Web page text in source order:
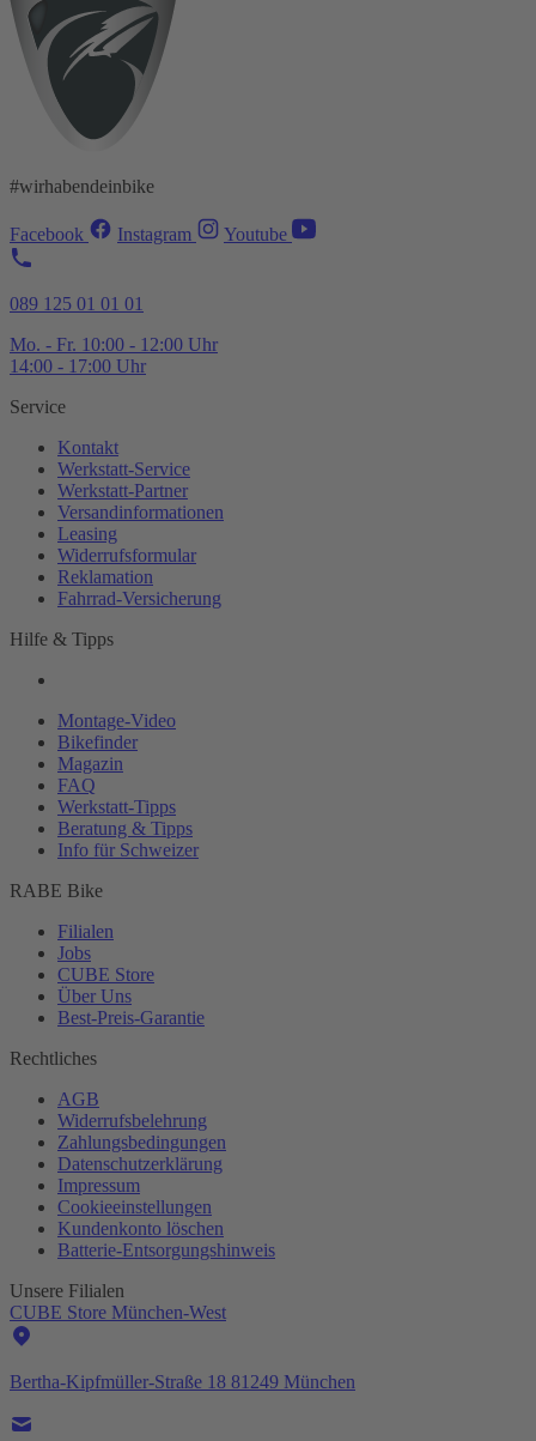
#wirhabendeinbike
Facebook Instagram Youtube
089 125 01 01 01
Mo. - Fr. 10:00 - 12:00 Uhr
14:00 - 17:00 Uhr
Service
Kontakt
Werkstatt-Service
Werkstatt-Partner
Versandinformationen
Leasing
Widerrufsformular
Reklamation
Fahrrad-Versicherung
Hilfe & Tipps
Montage-Video
Bikefinder
Magazin
FAQ
Werkstatt-Tipps
Beratung & Tipps
Info für Schweizer
RABE Bike
Filialen
Jobs
CUBE Store
Über Uns
Best-Preis-Garantie
Rechtliches
AGB
Widerrufsbelehrung
Zahlungsbedingungen
Datenschutzerklärung
Impressum
Cookieeinstellungen
Kundenkonto löschen
Batterie-Entsorgungshinweis
Unsere Filialen
CUBE Store München-West
Bertha-Kipfmüller-Straße 18 81249 München